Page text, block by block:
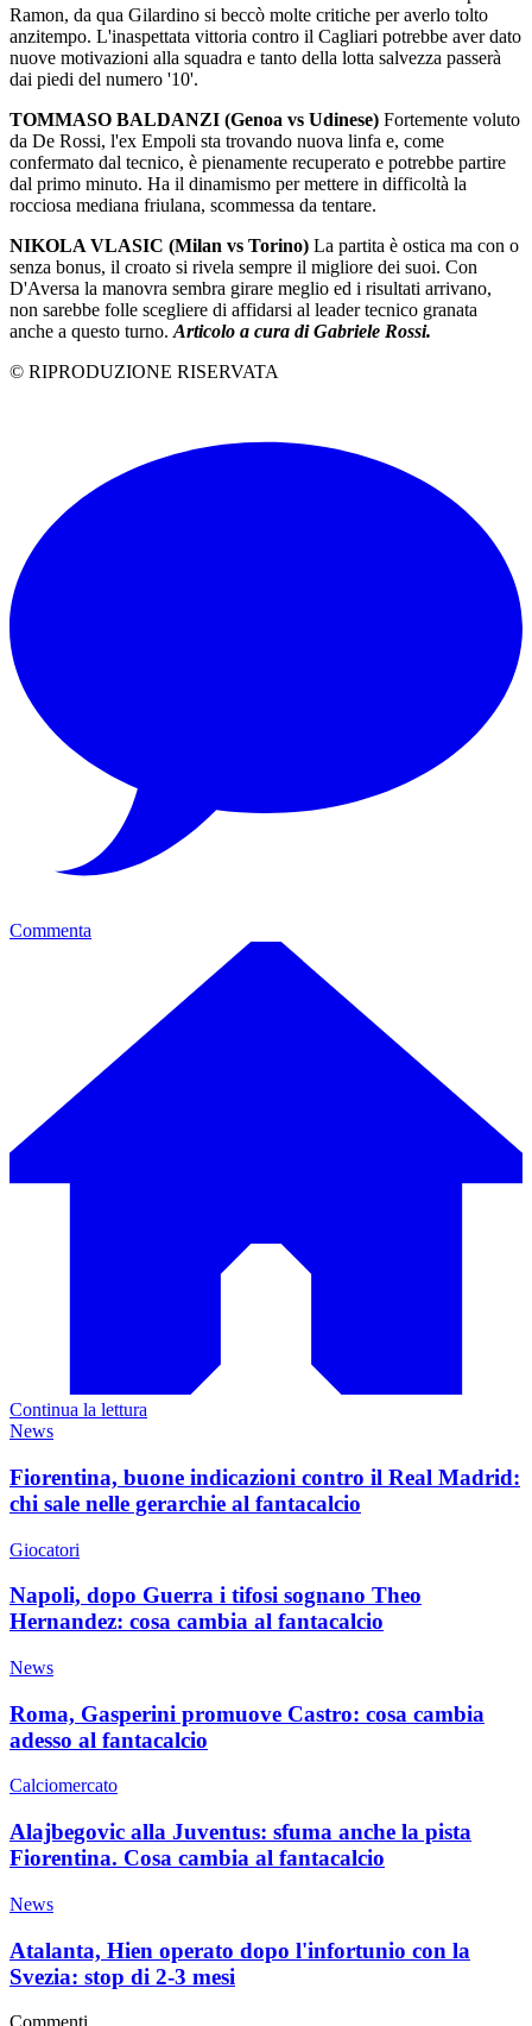
Ramon, da qua Gilardino si beccò molte critiche per averlo tolto
anzitempo. L'inaspettata vittoria contro il Cagliari potrebbe aver dato
nuove motivazioni alla squadra e tanto della lotta salvezza passerà
dai piedi del numero '10'.
TOMMASO BALDANZI (Genoa vs Udinese) Fortemente voluto
da De Rossi, l'ex Empoli sta trovando nuova linfa e, come
confermato dal tecnico, è pienamente recuperato e potrebbe partire
dal primo minuto. Ha il dinamismo per mettere in difficoltà la
rocciosa mediana friulana, scommessa da tentare.
NIKOLA VLASIC (Milan vs Torino) La partita è ostica ma con o
senza bonus, il croato si rivela sempre il migliore dei suoi. Con
D'Aversa la manovra sembra girare meglio ed i risultati arrivano,
non sarebbe folle scegliere di affidarsi al leader tecnico granata
anche a questo turno. Articolo a cura di Gabriele Rossi.
© RIPRODUZIONE RISERVATA
Commenta
Continua la lettura
News
Fiorentina, buone indicazioni contro il Real Madrid:
chi sale nelle gerarchie al fantacalcio
Giocatori
Napoli, dopo Guerra i tifosi sognano Theo
Hernandez: cosa cambia al fantacalcio
News
Roma, Gasperini promuove Castro: cosa cambia
adesso al fantacalcio
Calciomercato
Alajbegovic alla Juventus: sfuma anche la pista
Fiorentina. Cosa cambia al fantacalcio
News
Atalanta, Hien operato dopo l'infortunio con la
Svezia: stop di 2-3 mesi